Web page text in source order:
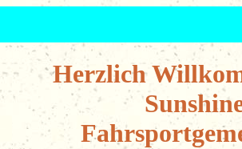
Herzlich